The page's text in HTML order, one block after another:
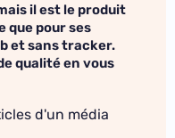
il est le produit
que pour ses
et sans tracker.
qualité en vous
d'un média